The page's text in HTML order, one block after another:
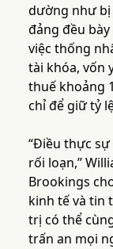
dường như bị
đảng đều
việc thống
tài khóa, vốn
thuế khoảng
chỉ để giữ tỷ
“Điều thực
rối loạn,”
Brookings
kinh tế và tin
trị có thể
trấn an mọi